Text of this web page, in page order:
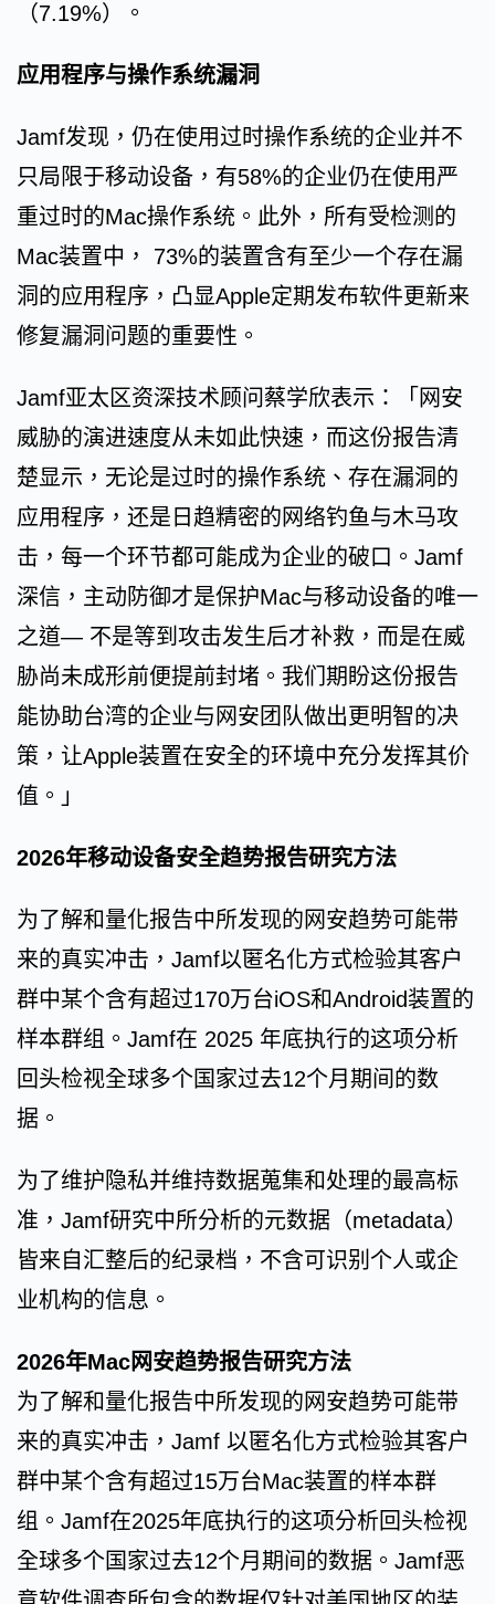
（7.19%）。
应用程序与操作系统漏洞
Jamf发现，仍在使用过时操作系统的企业并不
只局限于移动设备，有58%的企业仍在使用严
重过时的Mac操作系统。此外，所有受检测的
Mac装置中， 73%的装置含有至少一个存在漏
洞的应用程序，凸显Apple定期发布软件更新来
修复漏洞问题的重要性。
Jamf亚太区资深技术顾问蔡学欣表示：「网安
威胁的演进速度从未如此快速，而这份报告清
楚显示，无论是过时的操作系统、存在漏洞的
应用程序，还是日趋精密的网络钓鱼与木马攻
击，每一个环节都可能成为企业的破口。Jamf
深信，主动防御才是保护Mac与移动设备的唯一
之道— 不是等到攻击发生后才补救，而是在威
胁尚未成形前便提前封堵。我们期盼这份报告
能协助台湾的企业与网安团队做出更明智的决
策，让Apple装置在安全的环境中充分发挥其价
值。」
2026年移动设备​安全趋势​报告研究方法
为了解和量化报告中所发现的网安趋势可能带
来的真实冲击，Jamf以匿名化方式检验其客户
群中某个含有超过170万台iOS和Android装置的
样本群组。Jamf在 2025 年底执行的这项分析
回头检视全球多个国家过去12个月期间的数
据。
为了维护隐私并维持数据蒐集和处理的最高标
准，Jamf研究中所分析的元数据（metadata）
皆来自汇整后的纪录档，不含可识别个人或企
业机构的信息。
2026年Mac网安趋势报告研究方法
为了解和量化报告中所发现的网安趋势可能带
来的真实冲击，Jamf 以匿名化方式检验其客户
群中某个含有超过15万台Mac装置的样本群
组。Jamf在2025年底执行的这项分析回头检视
全球多个国家过去12个月期间的数据。Jamf恶